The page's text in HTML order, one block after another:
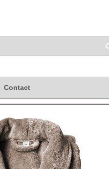
Contact